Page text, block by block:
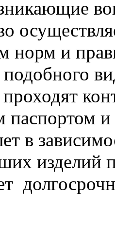
норм и
паспортом
в
изделий